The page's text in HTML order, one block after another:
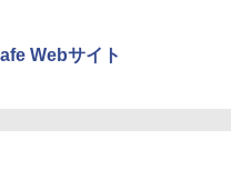
方 チェコ ポーランド スロヴ
地球の歩き方A ヨーロッ
チ RENEW 幅200 2-3人用 43
ノシシ対策 自治体・教育機
山・キャンプ・アウトドア・
存可能 緊急時用 日本国内発
Webサイト